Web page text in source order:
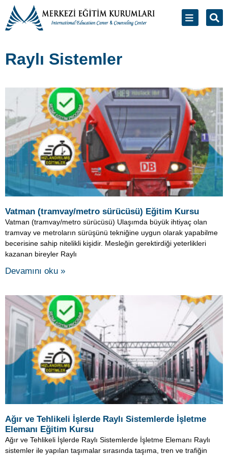
Raylı Sistemler
Vatman (tramvay/metro sürücüsü) Eğitim Kursu
Vatman (tramvay/metro sürücüsü) Ulaşımda büyük ihtiyaç olan
tramvay ve metroların sürüşünü tekniğine uygun olarak yapabilme
becerisine sahip nitelikli kişidir. Mesleğin gerektirdiği yeterlikleri
kazanan bireyler Raylı
Devamını oku »
Ağır ve Tehlikeli İşlerde Raylı Sistemlerde İşletme
Elemanı Eğitim Kursu
Ağır ve Tehlikeli İşlerde Raylı Sistemlerde İşletme Elemanı Raylı
sistemler ile yapılan taşımalar sırasında taşıma, tren ve trafiğin